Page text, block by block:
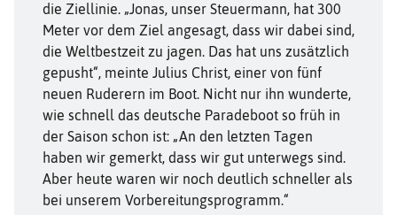
die Ziellinie. „Jonas, unser Steuermann, hat 300
Meter vor dem Ziel angesagt, dass wir dabei sind,
die Weltbestzeit zu jagen. Das hat uns zusätzlich
gepusht“, meinte Julius Christ, einer von fünf
neuen Ruderern im Boot. Nicht nur ihn wunderte,
wie schnell das deutsche Paradeboot so früh in
der Saison schon ist: „An den letzten Tagen
haben wir gemerkt, dass wir gut unterwegs sind.
Aber heute waren wir noch deutlich schneller als
bei unserem Vorbereitungsprogramm.“